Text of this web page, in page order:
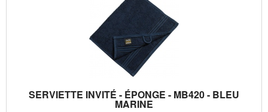
SERVIETTE INVITÉ - ÉPONGE - MB420 - BLEU
MARINE